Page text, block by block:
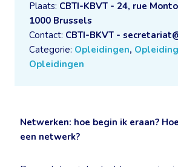
Plaats: CBTI-KBVT - 24, rue
1000 Brussels
Contact: CBTI-BKVT -
Categorie: Opleidingen,
Opleidingen
Netwerken: hoe begin ik eraan?
een netwerk?